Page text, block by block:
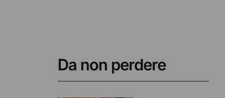
Da non perdere